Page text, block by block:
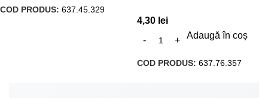
COD PRODUS: 637.45.329
4,30 lei
Adaugă în coș
COD PRODUS: 637.76.357